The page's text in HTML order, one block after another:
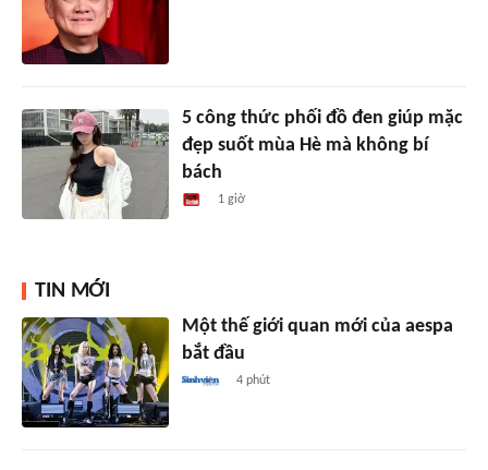
5 công thức phối đồ đen giúp mặc
đẹp suốt mùa Hè mà không bí
bách
1 giờ
TIN MỚI
Một thế giới quan mới của aespa
bắt đầu
4 phút